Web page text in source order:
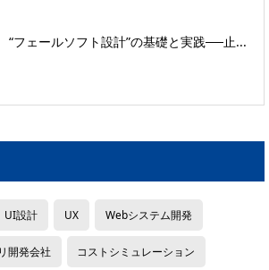
“フェールソフト設計”の基礎と実践──止...
UI設計 UX Webシステム開発
開発会社 コストシミュレーション